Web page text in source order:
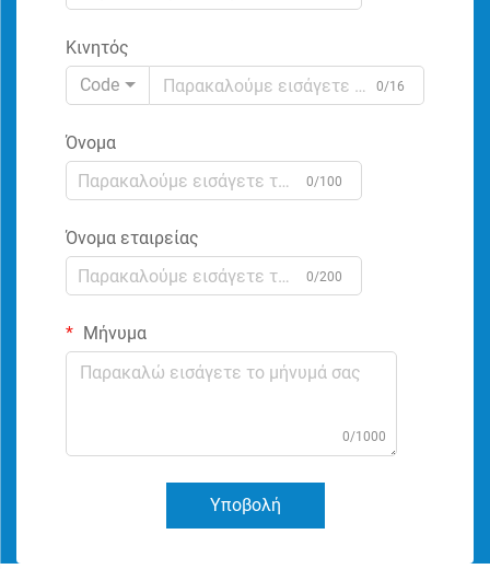
Κινητός
Code
0/16
Όνομα
0/100
Όνομα εταιρείας
0/200
Μήνυμα
0/1000
Υποβολή